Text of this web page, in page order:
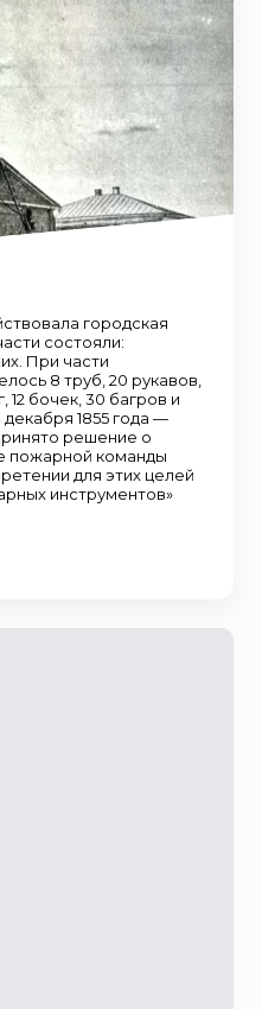
городская
состояли:
При части
8 труб, 20 рукавов,
12 бочек, 30 багров и
декабря 1855 года —
решение о
пожарной команды
для этих целей
инструментов»